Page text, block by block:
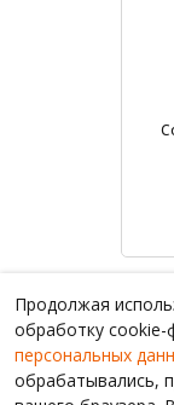
Продолжая
обработку cookie-
персональных
обрабатывались,